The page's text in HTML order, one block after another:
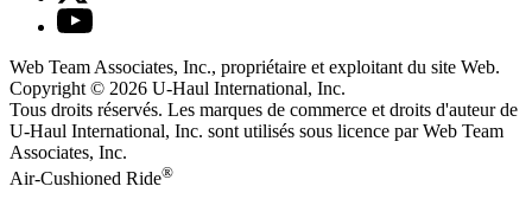
Web Team Associates, Inc., propriétaire et exploitant du site Web.
Copyright © 2026 U-Haul International, Inc.
Tous droits réservés. Les marques de commerce et droits d'auteur de
U-Haul International, Inc. sont utilisés sous licence par Web Team
Associates, Inc.
Air-Cushioned Ride®